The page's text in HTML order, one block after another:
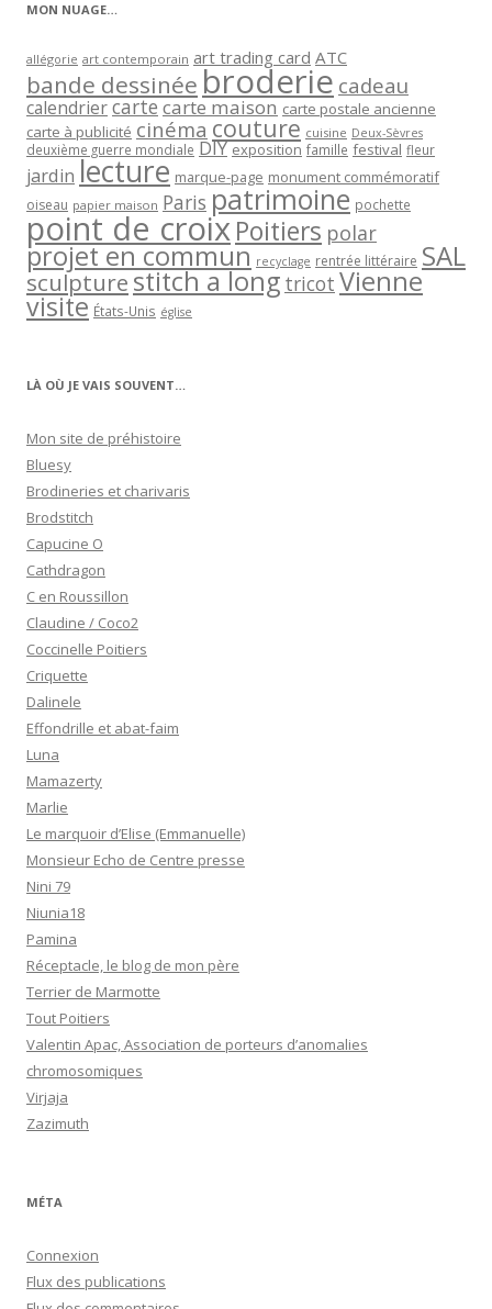
MON NUAGE…
allégorie art contemporain art trading card ATC
bande dessinée broderie cadeau
calendriercartecarte maison carte postale ancienne
carte à publicité cinéma couture cuisine Deux-Sèvres
deuxième guerre mondiale DIY exposition famille festival fleur
jardin lecture marque-page monument commémoratif
oiseau papier maison Paris patrimoine pochette
point de croixPoitiers polar
projet en commun recyclage rentrée littéraire SAL
sculpturestitch a long tricot Vienne
visite États-Unis église
LÀ OÙ JE VAIS SOUVENT…
Mon site de préhistoire
Bluesy
Brodineries et charivaris
Brodstitch
Capucine O
Cathdragon
C en Roussillon
Claudine / Coco2
Coccinelle Poitiers
Criquette
Dalinele
Effondrille et abat-faim
Luna
Mamazerty
Marlie
Le marquoir d’Elise (Emmanuelle)
Monsieur Echo de Centre presse
Nini 79
Niunia18
Pamina
Réceptacle, le blog de mon père
Terrier de Marmotte
Tout Poitiers
Valentin Apac, Association de porteurs d’anomalies
chromosomiques
Virjaja
Zazimuth
MÉTA
Connexion
Flux des publications